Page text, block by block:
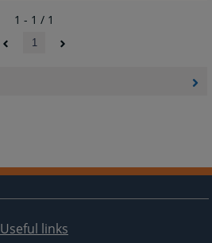
1 - 1 / 1
1
Useful links